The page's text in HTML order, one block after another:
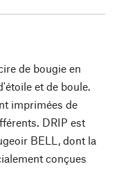
de bougie en
et de boule.
imprimées de
DRIP est
BELL, dont la
conçues